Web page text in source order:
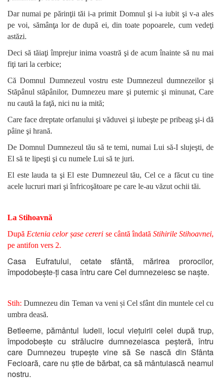
Dar numai pe părinţii tăi i-a primit Domnul şi i-a iubit şi v-a ales
pe voi, sămânţa lor de după ei, din toate popoarele, cum vedeţi
astăzi.
Deci să tăiaţi împrejur inima voastră şi de acum înainte să nu mai
fiţi tari la cerbice;
Că Domnul Dumnezeul vostru este Dumnezeul dumnezeilor şi
Stăpânul stăpânilor, Dumnezeu mare şi puternic şi minunat, Care
nu caută la faţă, nici nu ia mită;
Care face dreptate orfanului şi văduvei şi iubeşte pe pribeag şi-i dă
pâine şi hrană.
De Domnul Dumnezeul tău să te temi, numai Lui să-I slujeşti, de
El să te lipeşti şi cu numele Lui să te juri.
El este lauda ta şi El este Dumnezeul tău, Cel ce a făcut cu tine
acele lucruri mari şi înfricoşătoare pe care le-au văzut ochii tăi.
La Stihoavnă
După Ectenia celor șase cereri se cântă îndată Stihirile Stihoavnei,
pe antifon vers 2.
Casa Eufratului, cetate sfântă, mărirea prorocilor,
împodobește-ți casa întru care Cel dumnezeiesc se naște.
Stih: Dumnezeu din Teman va veni și Cel sfânt din muntele cel cu
umbra deasă.
Betleeme, pământul Iudeii, locul viețuirii celei după trup,
împodobește cu strălucire dumnezeiasca peșteră, întru
care Dumnezeu trupește vine să Se nască din Sfânta
Fecioară, care nu știe de bărbat, ca să mântuiască neamul
nostru.